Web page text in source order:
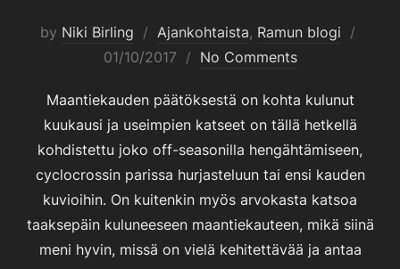
by Niki Birling Ajankohtaista, Ramun blogi
01/10/2017 No Comments
Maantiekauden päätöksestä on kohta kulunut
kuukausi ja useimpien katseet on tällä hetkellä
kohdistettu joko off-seasonilla hengähtämiseen,
cyclocrossin parissa hurjasteluun tai ensi kauden
kuvioihin. On kuitenkin myös arvokasta katsoa
taaksepäin kuluneeseen maantiekauteen, mikä siinä
meni hyvin, missä on vielä kehitettävää ja antaa